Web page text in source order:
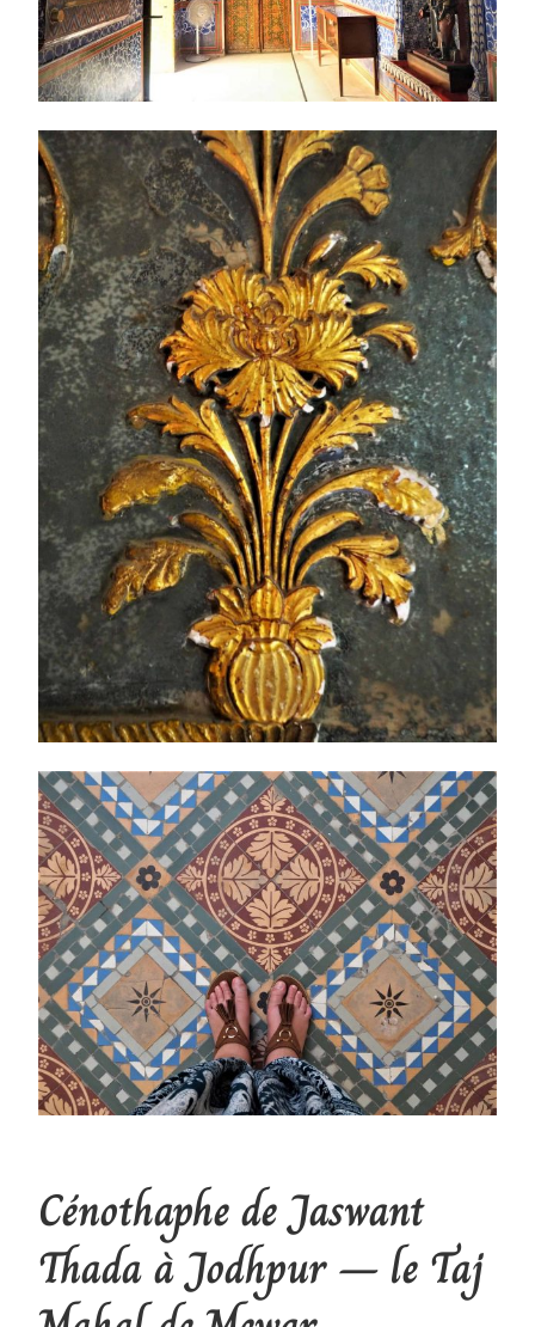
Cénothaphe de Jaswant
Thada à Jodhpur – le Taj